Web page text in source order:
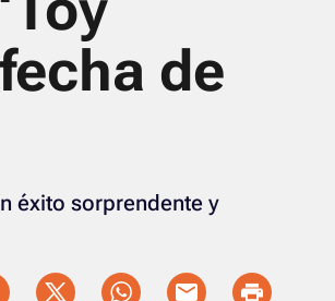
de
éxito sorprendente y